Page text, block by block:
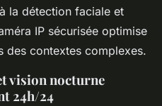
la détection faciale et
IP sécurisée optimise
des contextes complexes.
vision nocturne
24h/24